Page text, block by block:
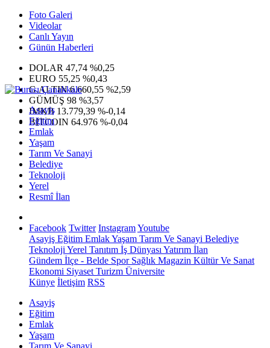
Foto Galeri
Videolar
Canlı Yayın
Günün Haberleri
DOLAR 47,74 %0,25
EURO 55,25 %0,43
G.ALTIN6.660,55 %2,59
GÜMÜŞ 98 %3,57
IMKB 13.779,39 %-0,14
BITCOIN 64.976 %-0,04
Asayiş
Eğitim
Emlak
Yaşam
Tarım Ve Sanayi
Belediye
Teknoloji
Yerel
Resmî İlan
Facebook Twitter InstagramYoutube
Asayiş Eğitim EmlakYaşam Tarım Ve Sanayi Belediye
Teknoloji Yerel Tanıtım İş Dünyası Yatırım İlan
Gündem İlçe - Belde SporSağlık Magazin Kültür Ve Sanat
Ekonomi Siyaset Turizm Üniversite
Künye İletişim RSS
Asayiş
Eğitim
Emlak
Yaşam
Tarım Ve Sanayi